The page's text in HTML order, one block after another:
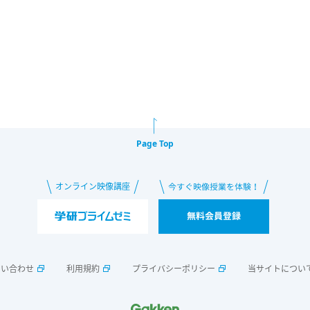
Page Top
合わせ 利用規約 プライバシーポリシー 当サイトについ